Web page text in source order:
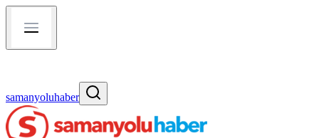
samanyoluhaber